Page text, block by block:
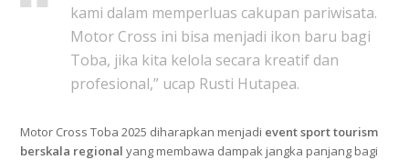
kami dalam memperluas cakupan pariwisata.
Motor Cross ini bisa menjadi ikon baru bagi
Toba, jika kita kelola secara kreatif dan
profesional,” ucap Rusti Hutapea.
Motor Cross Toba 2025 diharapkan menjadi event sport tourism
berskala regional yang membawa dampak jangka panjang bagi